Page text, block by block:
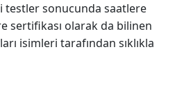
testler sonucunda saatlere
sertifikası olarak da bilinen
isimleri tarafından sıklıkla